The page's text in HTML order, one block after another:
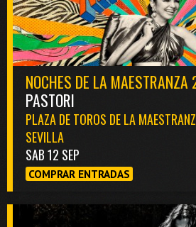
NOCHES DE LA
PASTORI
PLAZA DE TOROS DE LA
SEVILLA
SAB 12 SEP
COMPRAR ENTRADAS